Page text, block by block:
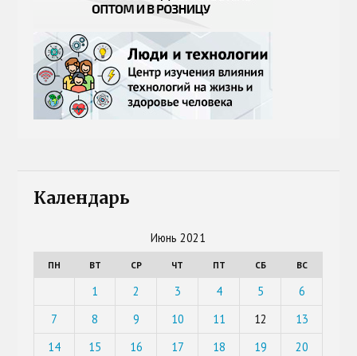
Календарь
Июнь 2021
ПН ВТ СР ЧТ ПТ СБ ВС
1 2 3 4 5
6
7
8 9 10 11 12
13
14
15 16 17 18 19
20